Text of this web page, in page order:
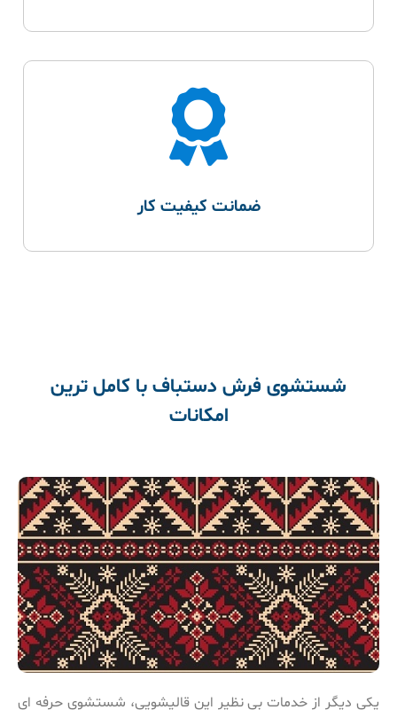
ضمانت کیفیت کار
شستشوی فرش دستباف با کامل ترین
امکانات
یکی دیگر از خدمات بی نظیر این قالیشویی، شستشوی حرفه ای